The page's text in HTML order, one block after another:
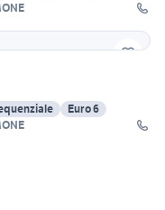
Euro 6